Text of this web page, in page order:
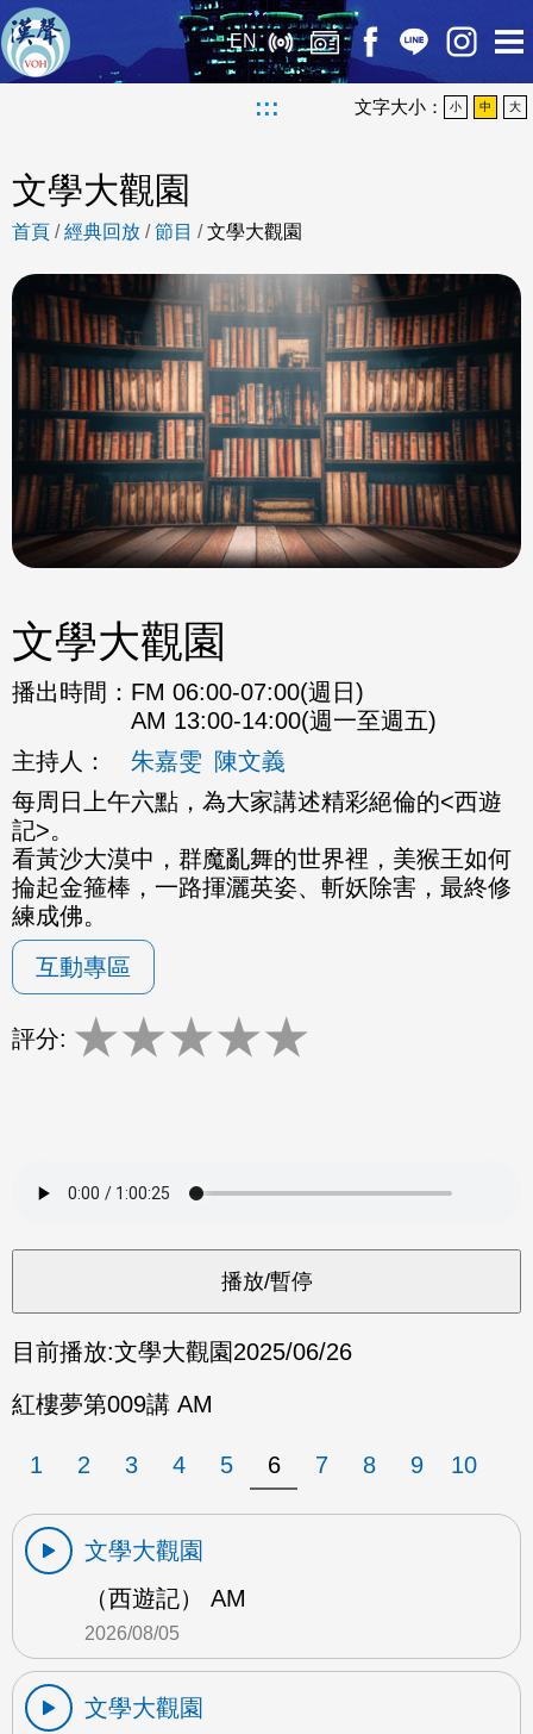
EN
::: 文字大小： 小 中 大
文學大觀園
首頁 /經典回放 /節目 /文學大觀園
文學大觀園
播出時間： FM 06:00-07:00(週日)
AM 13:00-14:00(週一至週五)
主持人：
朱嘉雯 陳文義
每周日上午六點，為大家講述精彩絕倫的<西遊
記>。
看黃沙大漠中，群魔亂舞的世界裡，美猴王如何
掄起金箍棒，一路揮灑英姿、斬妖除害，最終修
練成佛。
互動專區
評分: ★★★★★
目前播放:文學大觀園2025/06/26
紅樓夢第009講 AM
1 2 3 4 5 6 7 8 9 10
文學大觀園
（西遊記） AM
2026/08/05
文學大觀園